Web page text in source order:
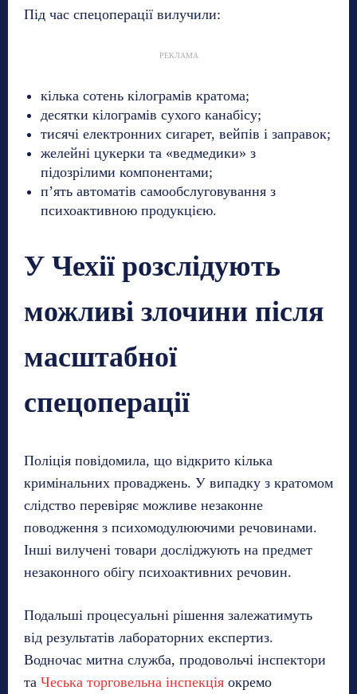
Під час спецоперації вилучили:
РЕКЛАМА
кілька сотень кілограмів кратома;
десятки кілограмів сухого канабісу;
тисячі електронних сигарет, вейпів і заправок;
желейні цукерки та «ведмедики» з
підозрілими компонентами;
п’ять автоматів самообслуговування з
психоактивною продукцією.
У Чехії розслідують
можливі злочини після
масштабної
спецоперації
Поліція повідомила, що відкрито кілька
кримінальних проваджень. У випадку з кратомом
слідство перевіряє можливе незаконне
поводження з психомодулюючими речовинами.
Інші вилучені товари досліджують на предмет
незаконного обігу психоактивних речовин.
Подальші процесуальні рішення залежатимуть
від результатів лабораторних експертиз.
Водночас митна служба, продовольчі інспектори
та Чеська торговельна інспекція окремо